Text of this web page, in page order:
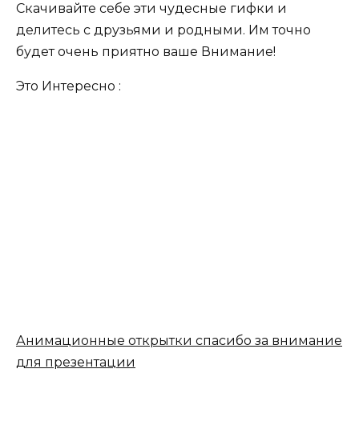
Скачивайте себе эти чудесные гифки и
делитесь с друзьями и родными. Им точно
будет очень приятно ваше Внимание!
Это Интересно :
Анимационные открытки cпасибо за внимание
для презентации